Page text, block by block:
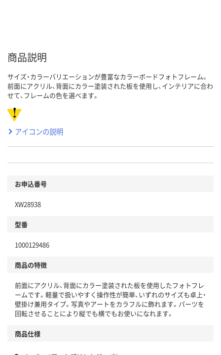
商品説明
サイズ・カラーバリエーションが豊富なカラーボードフォトフレーム。
前面にアクリル、背面にカラー塗装された板を使用し、インテリアに合わ
せて、フレームの色を選べます。
アイコンの説明
お申込番号
XW28938
型番
1000129486
商品の特徴
前面にアクリル、背面にカラー塗装された板を使用したフォトフレ
ームです。軽量で扱いやすく操作性が簡単、いずれのサイズも卓上・
壁掛け兼用タイプ。写真やアートをカラフルに飾れます。パーツを
回転させることにより縦でも横でもお使いになれます。
商品仕様